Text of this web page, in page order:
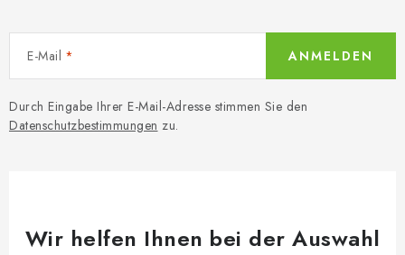
E-Mail
Durch Eingabe Ihrer E-Mail-Adresse stimmen Sie den
Datenschutzbestimmungen zu.
ANMELDEN
Wir helfen Ihnen bei der Auswahl